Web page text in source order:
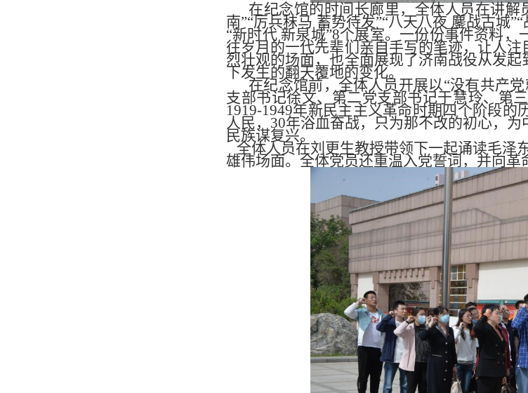
在纪念馆的时间长廊里，全体人员在讲解
南”“厉兵秣马 蓄势待发”“八天八夜 鏖战古城
“新时代 新泉城”8个展室。一份份事件资料
往岁月的一代先辈们亲自手写的笔迹，让人
烈壮观的场面，也全面展现了济南战役从发
下发生的翻天覆地的变化。
在纪念馆前，全体人员开展以“没有共产
支部书记徐文、第二党支部书记于慧玲、第
1919-1949年新民主主义革命时期四个阶段
人民，30年浴血奋战，只为那不改的初心，
民族谋复兴。
全体人员在刘更生教授带领下一起诵读毛泽
雄伟场面。全体党员还重温入党誓词，并向